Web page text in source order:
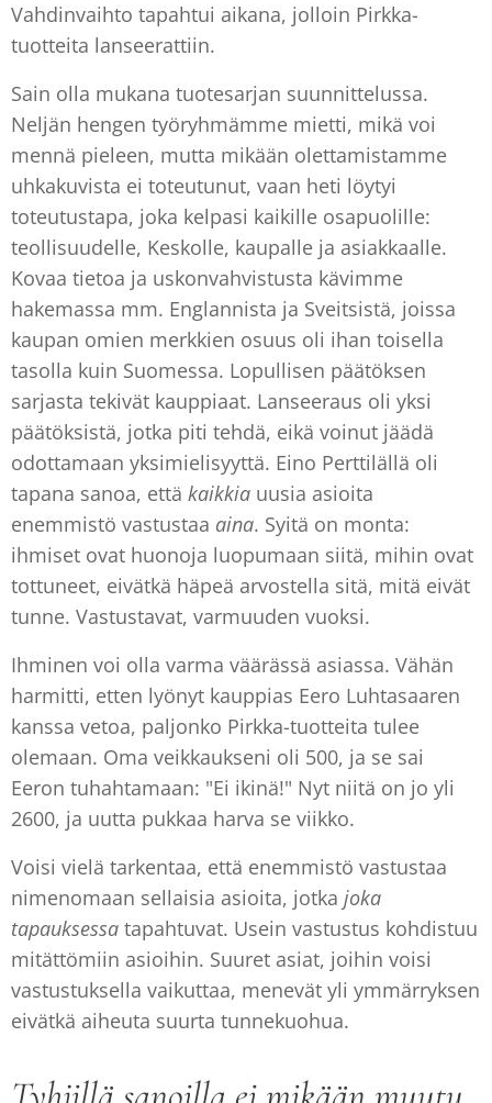
Vahdinvaihto tapahtui aikana, jolloin Pirkka-
tuotteita lanseerattiin.
Sain olla mukana tuotesarjan suunnittelussa.
Neljän hengen työryhmämme mietti, mikä voi
mennä pieleen, mutta mikään olettamistamme
uhkakuvista ei toteutunut, vaan heti löytyi
toteutustapa, joka kelpasi kaikille osapuolille:
teollisuudelle, Keskolle, kaupalle ja asiakkaalle.
Kovaa tietoa ja uskonvahvistusta kävimme
hakemassa mm. Englannista ja Sveitsistä, joissa
kaupan omien merkkien osuus oli ihan toisella
tasolla kuin Suomessa. Lopullisen päätöksen
sarjasta tekivät kauppiaat. Lanseeraus oli yksi
päätöksistä, jotka piti tehdä, eikä voinut jäädä
odottamaan yksimielisyyttä. Eino Perttilällä oli
tapana sanoa, että kaikkia uusia asioita
enemmistö vastustaa aina. Syitä on monta:
ihmiset ovat huonoja luopumaan siitä, mihin ovat
tottuneet, eivätkä häpeä arvostella sitä, mitä eivät
tunne. Vastustavat, varmuuden vuoksi.
Ihminen voi olla varma väärässä asiassa. Vähän
harmitti, etten lyönyt kauppias Eero Luhtasaaren
kanssa vetoa, paljonko Pirkka-tuotteita tulee
olemaan. Oma veikkaukseni oli 500, ja se sai
Eeron tuhahtamaan: "Ei ikinä!" Nyt niitä on jo yli
2600, ja uutta pukkaa harva se viikko.
Voisi vielä tarkentaa, että enemmistö vastustaa
nimenomaan sellaisia asioita, jotka joka
tapauksessa tapahtuvat. Usein vastustus kohdistuu
mitättömiin asioihin. Suuret asiat, joihin voisi
vastustuksella vaikuttaa, menevät yli ymmärryksen
eivätkä aiheuta suurta tunnekuohua.